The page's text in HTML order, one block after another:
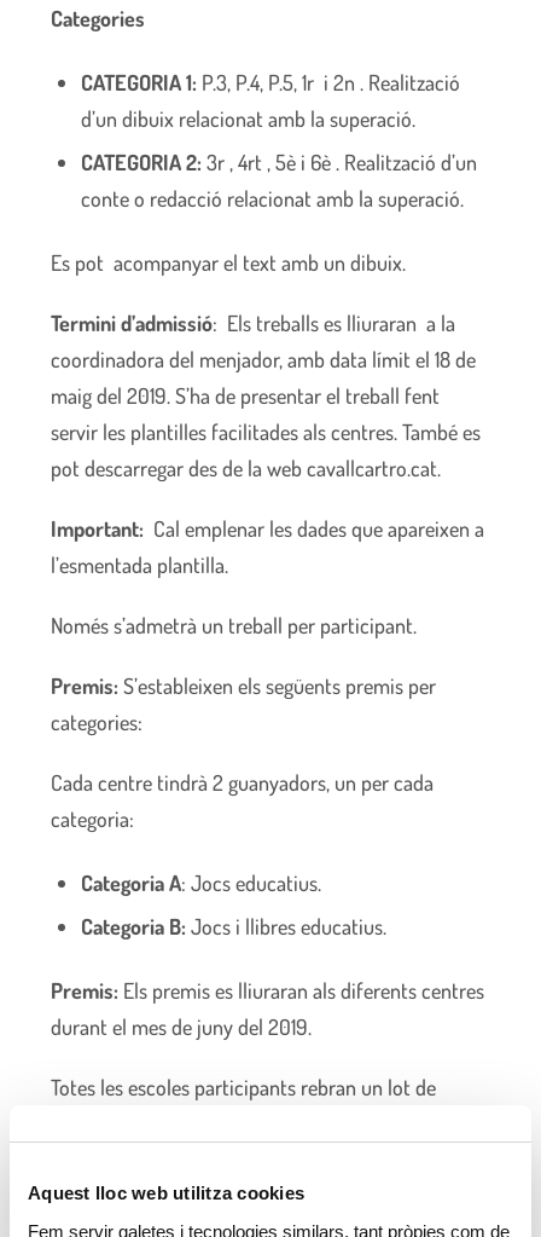
Aquest lloc web utilitza cookies
Fem servir galetes i tecnologies similars, tant pròpies com de
Categories
CATEGORIA 1: P.3, P.4, P.5, 1r i 2n . Realització
d’un dibuix relacionat amb la superació.
CATEGORIA 2: 3r , 4rt , 5è i 6è . Realització d’un
conte o redacció relacionat amb la superació.
Es pot acompanyar el text amb un dibuix.
Termini d’admissió: Els treballs es lliuraran a la
coordinadora del menjador, amb data límit el 18 de
maig del 2019. S’ha de presentar el treball fent
servir les plantilles facilitades als centres. També es
pot descarregar des de la web cavallcartro.cat.
Important: Cal emplenar les dades que apareixen a
l’esmentada plantilla.
Només s’admetrà un treball per participant.
Premis: S’estableixen els següents premis per
categories:
Cada centre tindrà 2 guanyadors, un per cada
categoria:
Categoria A: Jocs educatius.
Categoria B: Jocs i llibres educatius.
Premis: Els premis es lliuraran als diferents centres
durant el mes de juny del 2019.
Totes les escoles participants rebran un lot de
al mateix centre.